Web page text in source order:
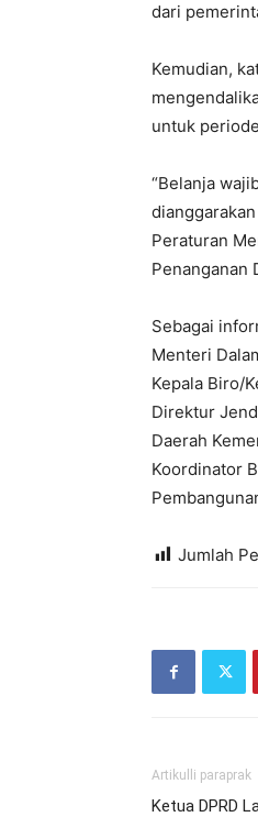
dari
Kemudian,
untuk
“Belanja
Peraturan
Penanganan
Sebagai
Menteri
Kepala Biro/
Direktur
Daerah
Koordinator
Jumlah
Artikulli paraprak
Ketua DPRD